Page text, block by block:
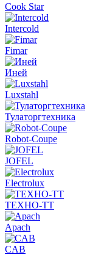
Cook Star
Intercold
Fimar
Иней
Luxstahl
Тулаторгтехника
Robot-Coupe
JOFEL
Electrolux
ТЕХНО-ТТ
Apach
CAB